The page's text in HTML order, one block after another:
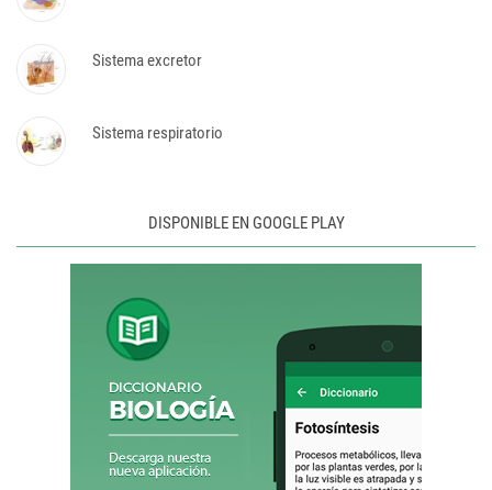
Sistema excretor
Sistema respiratorio
DISPONIBLE EN GOOGLE PLAY